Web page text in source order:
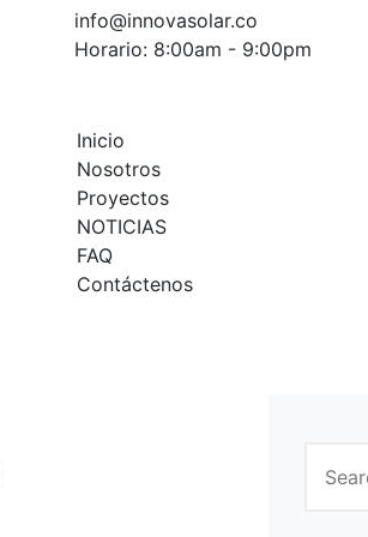
info@innovasolar.co
Horario: 8:00am - 9:00pm
Inicio
Nosotros
Proyectos
NOTICIAS
FAQ
Contáctenos